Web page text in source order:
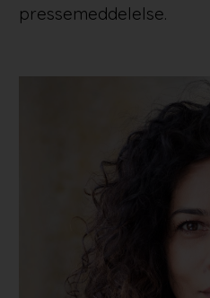
pressemeddelelse.